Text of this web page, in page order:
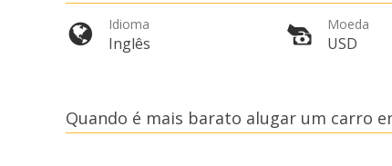
Idioma
Inglês
Moeda
USD
Quando é mais barato alugar um carro